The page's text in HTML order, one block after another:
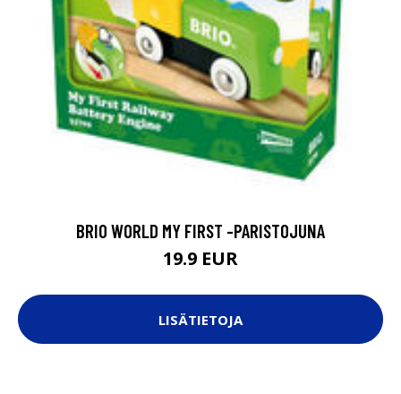
BRIO WORLD MY FIRST -PARISTOJUNA
19.9 EUR
LISÄTIETOJA